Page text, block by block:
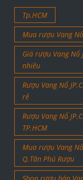
Tp.HCM
Mua rượu Vang
Giá rượu Vang Nổ
nhiêu
Rượu Vang Nổ
rẻ
Rượu Vang Nổ
TP.HCM
Mua rượu Vang
Q.Tân Phú Rượu